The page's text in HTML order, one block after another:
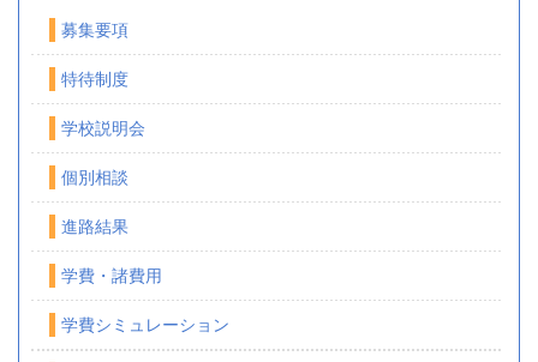
募集要項
特待制度
学校説明会
個別相談
進路結果
学費・諸費用
学費シミュレーション